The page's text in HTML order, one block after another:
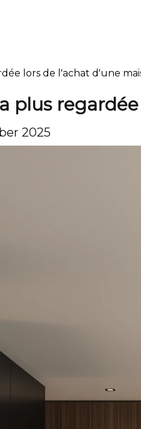
lors de l'achat d'une
plus
2025